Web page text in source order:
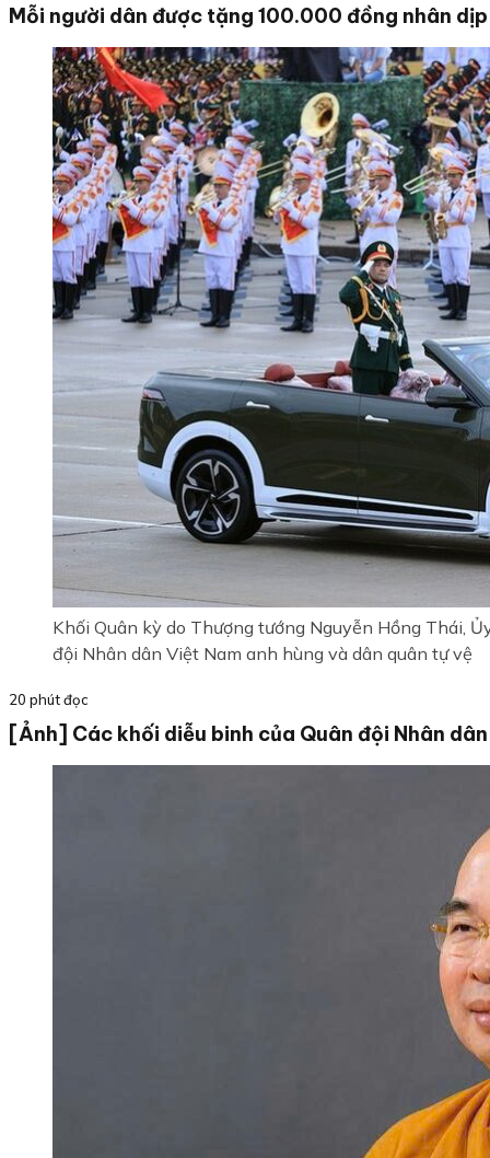
Mỗi người dân được tặng 100.000 đồng nhân
Khối Quân kỳ do Thượng tướng Nguyễn Hồng Thái,
đội Nhân dân Việt Nam anh hùng và dân quân tự vệ
20 phút đọc
[Ảnh] Các khối diễu binh của Quân đội Nhân